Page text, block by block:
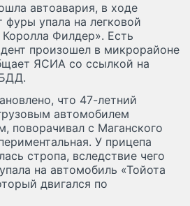
автоавария, в ходе
фуры упала на легковой
Филдер». Есть
произошел в микрорайоне
ЯСИА со ссылкой на
что 47-летний
автомобилем
поворачивал с Маганского
У прицепа
стропа, вследствие чего
на автомобиль «Тойота
двигался по